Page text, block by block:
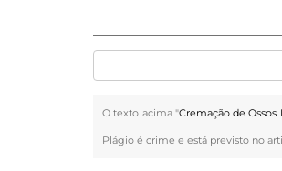
O texto acima "Cremação de
Plágio é crime e está previsto no